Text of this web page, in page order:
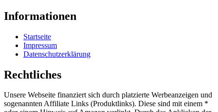
Informationen
Startseite
Impressum
Datenschutzerklärung
Rechtliches
Unsere Webseite finanziert sich durch platzierte Werbeanzeigen und
sogenannten Affiliate Links (Produktlinks). Diese sind mit einem *